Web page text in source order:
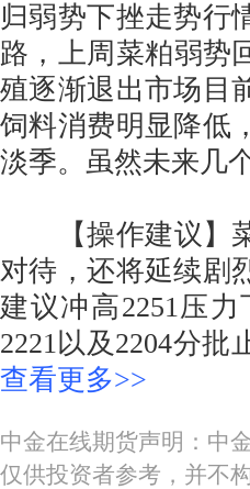
归弱势下挫走势行
路，上周菜粕弱势
殖逐渐退出市场目
饲料消费明显降低
淡季。虽然未来几
【操作建议】菜
对待，还将延续剧
建议冲高2251压
2221以及2204分
查看更多>>
中金在线期货声明：中
仅供投资者参考，并不